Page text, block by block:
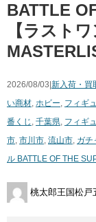
BATTLE
【ラスト
2026/08/03| 新入荷・買
い商材, ホビー, フィギ
番くじ , 千葉県, フィギ
市, 市川市, 流山市, ガチ
ル ​BATTLE ​OF ​THE
桃太郎王国松戸